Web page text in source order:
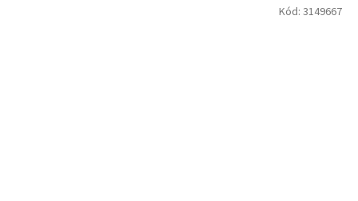
Kód: 3149667